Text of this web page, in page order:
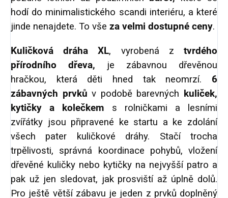
hodí do minimalistického scandi interiéru, a které
jinde nenajdete. To vše za velmi dostupné ceny.
Kuličková dráha XL, vyrobená z tvrdého
přírodního dřeva, je zábavnou dřevěnou
hračkou, která děti hned tak neomrzí. 6
zábavných prvků v podobě barevných kuliček,
kytičky a kolečkem s rolničkami a lesními
zvířátky jsou připravené ke startu a ke zdolání
všech pater kuličkové dráhy. Stačí trocha
trpělivosti, správná koordinace pohybů, vložení
dřevěné kuličky nebo kytičky na nejvyšší patro a
pak už jen sledovat, jak prosviští až úplně dolů.
Pro ještě větší zábavu je jeden z prvků doplněný